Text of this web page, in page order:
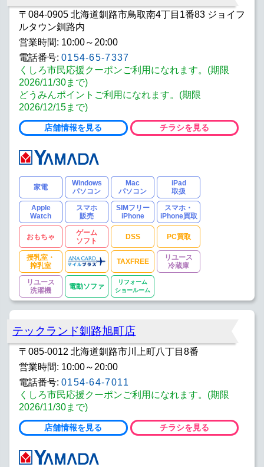
〒084-0905 北海道釧路市鳥取南4丁目1番83 ジョイフ
ルタウン釧路内
営業時間: 10:00～20:00
電話番号: 0154-65-7337
くしろ市民応援クーポンご利用になれます。(期限
2026/11/30まで)
どうみんポイントご利用になれます。(期限
2026/12/15まで)
店舗情報を見る チラシを見る
家電
Windows
パソコン
Mac
パソコン
iPad
取扱
Apple
Watch
スマホ
販売
SIMフリー
iPhone
スマホ・
iPhone買取
おもちゃ
ゲーム
ソフト
DSS PC買取
授乳室・
搾乳室
TAXFREE
リユース
冷蔵庫
リユース
洗濯機
電動ソファ
リフォーム
ショールーム
テックランド釧路旭町店
〒085-0012 北海道釧路市川上町八丁目8番
営業時間: 10:00～20:00
電話番号: 0154-64-7011
くしろ市民応援クーポンご利用になれます。(期限
2026/11/30まで)
店舗情報を見る チラシを見る